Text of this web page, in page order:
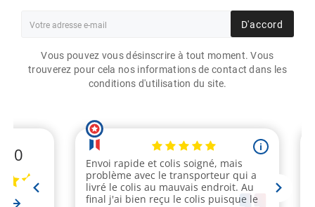
D'accord
Vous pouvez vous désinscrire à tout moment. Vous
trouverez pour cela nos informations de contact dans les
conditions d'utilisation du site.